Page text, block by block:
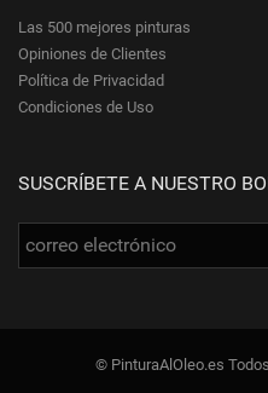
Las 500 mejores pinturas
Opiniones de Clientes
Política de Privacidad
Condiciones de Uso
SUSCRÍBETE A NUESTRO
© PinturaAlOleo.es